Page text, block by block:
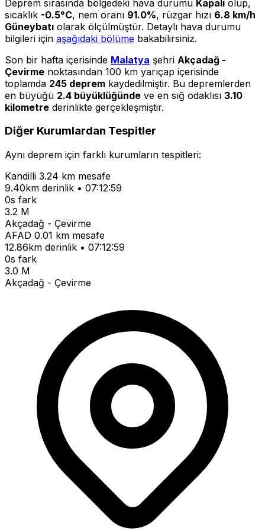
Deprem sırasında bölgedeki hava durumu Kapalı olup,
sıcaklık -0.5°C, nem oranı 91.0%, rüzgar hızı 6.8 km/h
Güneybatı olarak ölçülmüştür. Detaylı hava durumu
bilgileri için aşağıdaki bölüme bakabilirsiniz.
Son bir hafta içerisinde Malatya şehri Akçadağ -
Çevirme noktasından 100 km yarıçap içerisinde
toplamda 245 deprem kaydedilmiştir. Bu depremlerden
en büyüğü 2.4 büyüklüğünde ve en sığ odaklısı 3.10
kilometre derinlikte gerçekleşmiştir.
Diğer Kurumlardan Tespitler
Aynı deprem için farklı kurumların tespitleri:
Kandilli 3.24 km mesafe
9.40km derinlik • 07:12:59
0s fark
3.2 M
Akçadağ - Çevirme
AFAD 0.01 km mesafe
12.86km derinlik • 07:12:59
0s fark
3.0 M
Akçadağ - Çevirme